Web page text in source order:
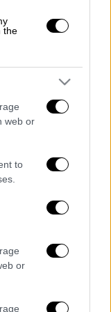
the
web or
to
or
χρώματα.
και οι
μας»
βίντεο. Η
στην
στο +2 από
Μαδρίτης.
to the